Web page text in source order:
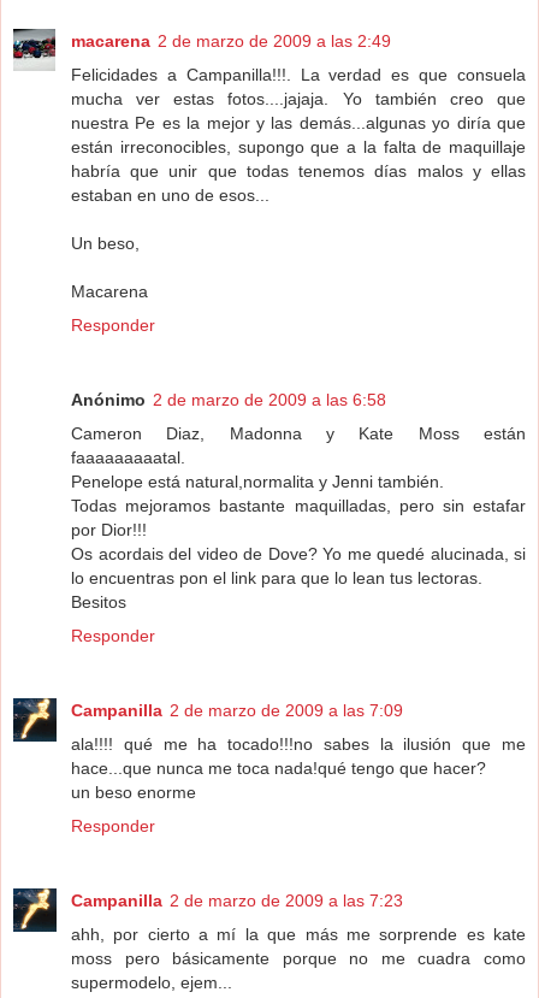
macarena 2 de marzo de 2009 a las 2:49
Felicidades a Campanilla!!!. La verdad es que consuela
mucha ver estas fotos....jajaja. Yo también creo que
nuestra Pe es la mejor y las demás...algunas yo diría que
están irreconocibles, supongo que a la falta de maquillaje
habría que unir que todas tenemos días malos y ellas
estaban en uno de esos...
Un beso,
Macarena
Responder
Anónimo 2 de marzo de 2009 a las 6:58
Cameron Diaz, Madonna y Kate Moss están
faaaaaaaaatal.
Penelope está natural,normalita y Jenni también.
Todas mejoramos bastante maquilladas, pero sin estafar
por Dior!!!
Os acordais del video de Dove? Yo me quedé alucinada, si
lo encuentras pon el link para que lo lean tus lectoras.
Besitos
Responder
Campanilla 2 de marzo de 2009 a las 7:09
ala!!!! qué me ha tocado!!!no sabes la ilusión que me
hace...que nunca me toca nada!qué tengo que hacer?
un beso enorme
Responder
Campanilla 2 de marzo de 2009 a las 7:23
ahh, por cierto a mí la que más me sorprende es kate
moss pero básicamente porque no me cuadra como
supermodelo, ejem...